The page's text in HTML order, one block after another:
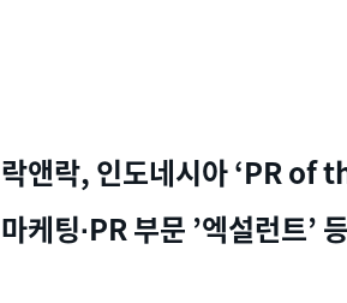
락앤락, 인도네시아‘PR of
마케팅∙PR부문 ’엑설런트’